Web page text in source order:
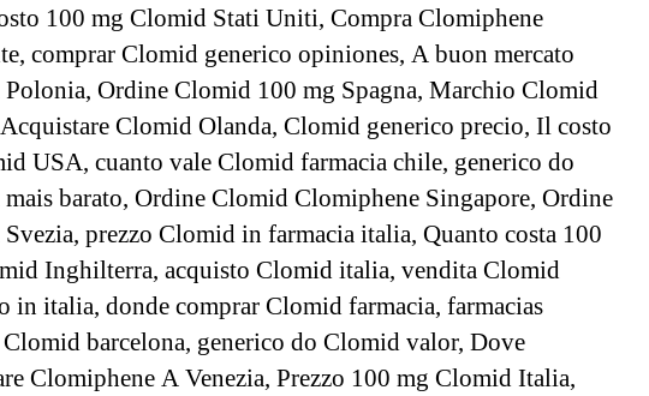
100 mg Clomid Stati Uniti, Compra Clomiphene
comprar Clomid generico opiniones, A buon mercato
Ordine Clomid 100 mg Spagna, Marchio Clomid
Clomid Olanda, Clomid generico precio, Il costo
USA, cuanto vale Clomid farmacia chile, generico do
barato, Ordine Clomid Clomiphene Singapore, Ordine
prezzo Clomid in farmacia italia, Quanto costa 100
Inghilterra, acquisto Clomid italia, vendita Clomid
in italia, donde comprar Clomid farmacia, farmacias
barcelona, generico do Clomid valor, Dove
Clomiphene A Venezia, Prezzo 100 mg Clomid Italia,